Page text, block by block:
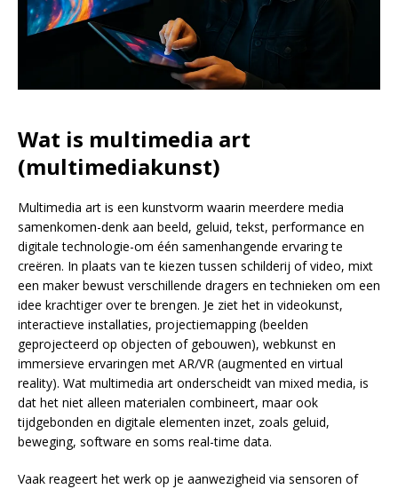
Wat is multimedia art
(multimediakunst)
Multimedia art is een kunstvorm waarin meerdere media
samenkomen-denk aan beeld, geluid, tekst, performance en
digitale technologie-om één samenhangende ervaring te
creëren. In plaats van te kiezen tussen schilderij of video, mixt
een maker bewust verschillende dragers en technieken om een
idee krachtiger over te brengen. Je ziet het in videokunst,
interactieve installaties, projectiemapping (beelden
geprojecteerd op objecten of gebouwen), webkunst en
immersieve ervaringen met AR/VR (augmented en virtual
reality). Wat multimedia art onderscheidt van mixed media, is
dat het niet alleen materialen combineert, maar ook
tijdgebonden en digitale elementen inzet, zoals geluid,
beweging, software en soms real-time data.
Vaak reageert het werk op je aanwezigheid via sensoren of